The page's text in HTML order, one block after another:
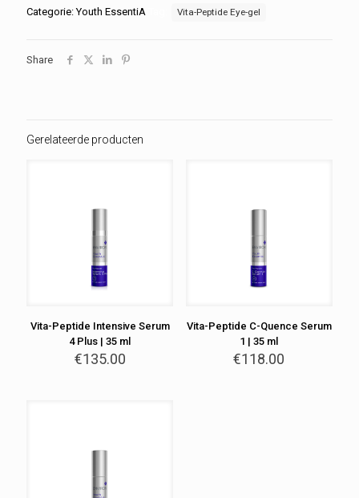
|
aantal
Categorie:Youth EssentiA Vita-Peptide Eye-gel
Share
Gerelateerde producten
Vita-Peptide Intensive Serum
4 Plus | 35 ml
€135.00
Vita-Peptide C-Quence Serum
1 | 35 ml
€118.00